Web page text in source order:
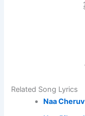
Related Song Lyrics
Naa